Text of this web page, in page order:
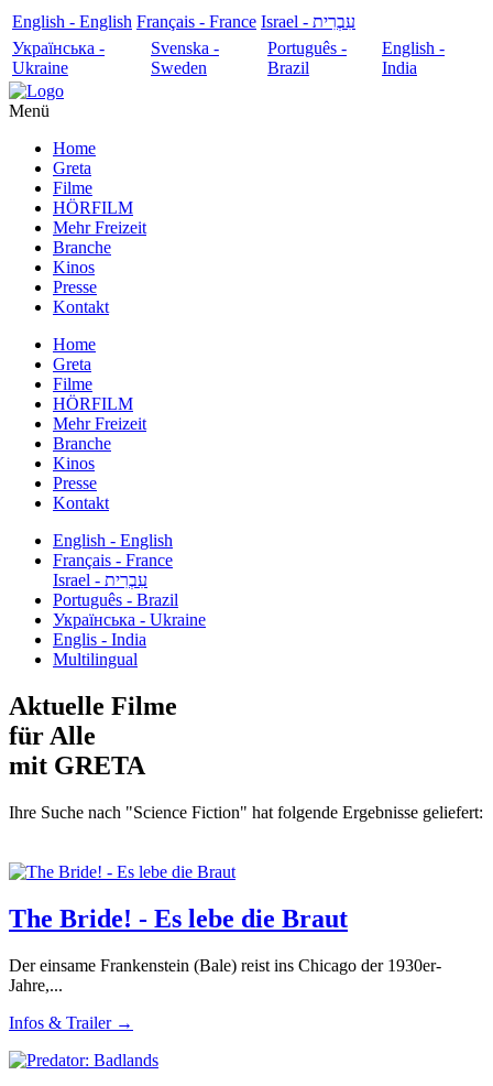
English - English Français - France
עִבְרִית - Israel
Українська -
Ukraine
Svenska -
Sweden
Português -
Brazil
English -
India
Menü
Home
Greta
Filme
HÖRFILM
Mehr Freizeit
Branche
Kinos
Presse
Kontakt
Home
Greta
Filme
HÖRFILM
Mehr Freizeit
Branche
Kinos
Presse
Kontakt
English - English
Français - France
עִבְרִית - Israel
Português - Brazil
Українська - Ukraine
Englis - India
Multilingual
Aktuelle Filme
für Alle
mit GRETA
Ihre Suche nach "Science Fiction" hat folgende Ergebnisse geliefert:
The Bride! - Es lebe die Braut
Der einsame Frankenstein (Bale) reist ins Chicago der 1930er-
Jahre,...
Infos & Trailer →